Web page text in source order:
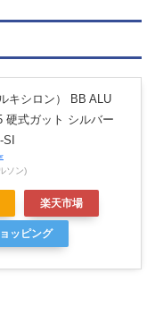
キシロン） BB ALU
硬式ガット シルバー
SI
ソン)
楽天市場
ッピング